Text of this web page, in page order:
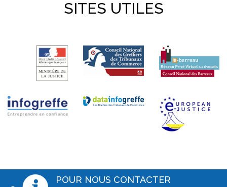
SITES UTILES
POUR NOUS CONTACTER